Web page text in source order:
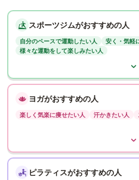
スポーツジムがおすすめの人
自分のペースで運動したい人
安く・気軽
様々な運動をして楽しみたい人
ヨガがおすすめの人
楽しく気楽に痩せたい人 汗かきたい人
ピラティスがおすすめの人